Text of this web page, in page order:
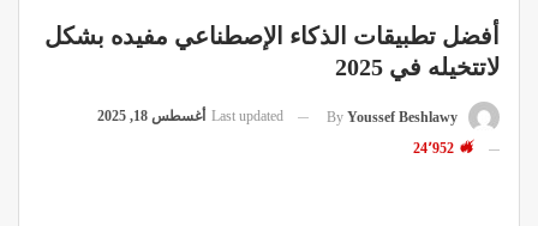
أفضل تطبيقات الذكاء الإصطناعي مفيده بشكل
لاتتخيله في 2025
By Youssef Beshlawy
Last updated أغسطس 18, 2025